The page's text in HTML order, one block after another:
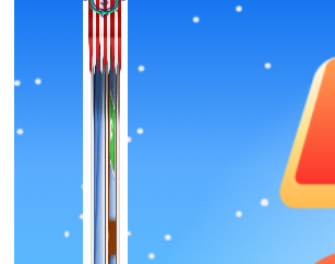
Kiếm Tiền MMO
1,422 bài viết